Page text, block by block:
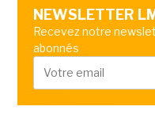
NEWSLETTER
Recevez notre
abonnés